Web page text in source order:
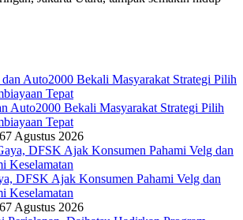
Auto2000 Bekali Masyarakat Strategi Pilih
Tepat
7 Agustus 2026
DFSK Ajak Konsumen Pahami Velg dan
Keselamatan
7 Agustus 2026